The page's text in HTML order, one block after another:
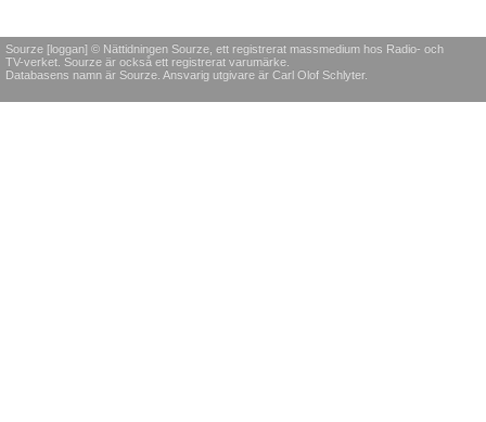
Sourze [loggan] © Nättidningen Sourze, ett registrerat massmedium hos Radio- och
TV-verket. Sourze är också ett registrerat varumärke.
Databasens namn är Sourze. Ansvarig utgivare är Carl Olof Schlyter.